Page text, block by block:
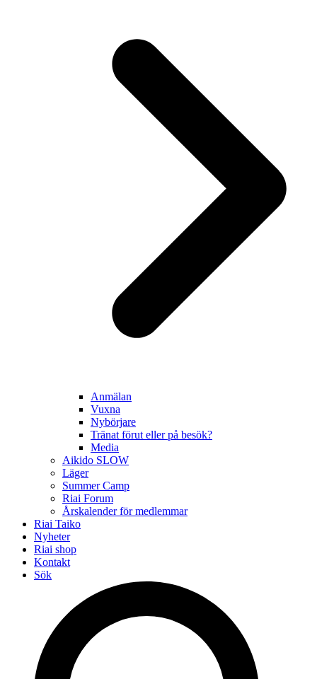
Anmälan
Vuxna
Nybörjare
Tränat förut eller på besök?
Media
Aikido SLOW
Läger
Summer Camp
Riai Forum
Årskalender för medlemmar
Riai Taiko
Nyheter
Riai shop
Kontakt
Sök